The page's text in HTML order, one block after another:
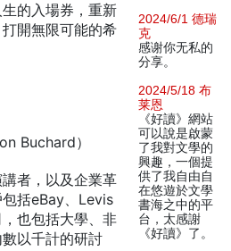
的入場券，重新
開無限可能的希
Buchard）
者，以及企業革
括eBay、Levis
也包括大學、非
以千計的研討
2024/6/1 德瑞
克
感谢你无私的
分享。
2024/5/18 布
莱恩
《好讀》網站
可以說是啟蒙
了我對文學的
興趣，一個提
供了我自由自
在悠遊於文學
書海之中的平
台，太感謝
《好讀》了。